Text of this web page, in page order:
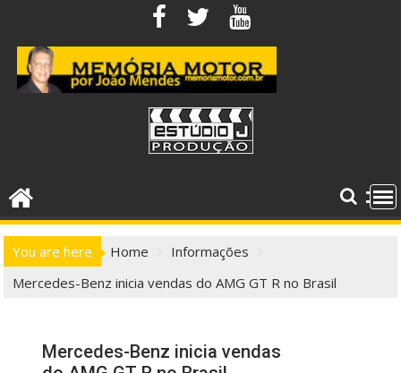
content
You are here Home
Informações
Mercedes-Benz inicia vendas do AMG GT R no Brasil
Mercedes-Benz inicia vendas